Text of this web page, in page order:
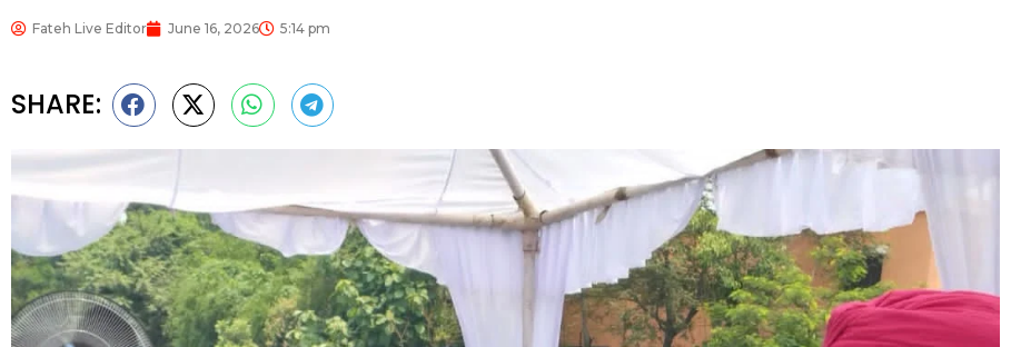
Fateh Live Editor June 16, 2026 5:14 pm
SHARE: